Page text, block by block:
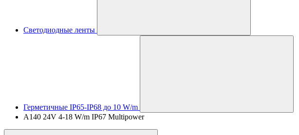
Светодиодные ленты
Герметичные IP65-IP68 до 10 W/m
A140 24V 4-18 W/m IP67 Multipower